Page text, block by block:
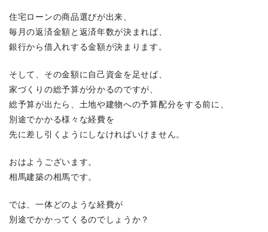
住宅ローンの商品選びが出来、
毎月の返済金額と返済年数が決まれば、
銀行から借入れする金額が決まります。
そして、その金額に自己資金を足せば、
家づくりの総予算が分かるのですが、
総予算が出たら、土地や建物への予算配分をする前に、
別途でかかる様々な経費を
先に差し引くようにしなければいけません。
おはようございます。
相馬建築の相馬です。
では、一体どのような経費が
別途でかかってくるのでしょうか？